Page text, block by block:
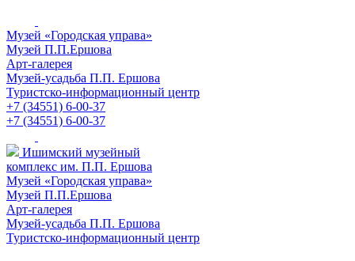
Музей «Городская управа»
Музей П.П.Ершова
Арт-галерея
Музей-усадьба П.П. Ершова
Туристско-информационный центр
+7 (34551) 6-00-37
+7 (34551) 6-00-37
Ишимский музейный
комплекс им. П.П. Ершова
Музей «Городская управа»
Музей П.П.Ершова
Арт-галерея
Музей-усадьба П.П. Ершова
Туристско-информационный центр